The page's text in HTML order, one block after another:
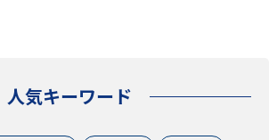
人気キーワード